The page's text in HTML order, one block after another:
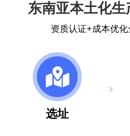
东南亚本土化生
资质认证+成本优
选址